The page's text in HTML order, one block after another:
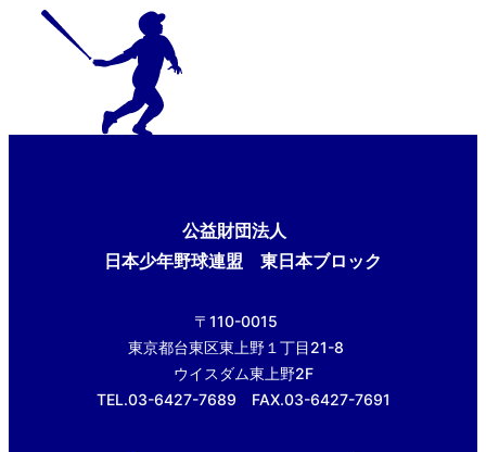
公益財団法人
日本少年野球連盟 東日本ブロック
〒110-0015
東京都台東区東上野１丁目21-8
ウイスダム東上野2F
TEL.03-6427-7689 FAX.03-6427-7691